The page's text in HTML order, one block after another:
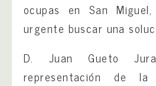
ocupas en San
urgente buscar una
D. Juan Gueto
representación de la